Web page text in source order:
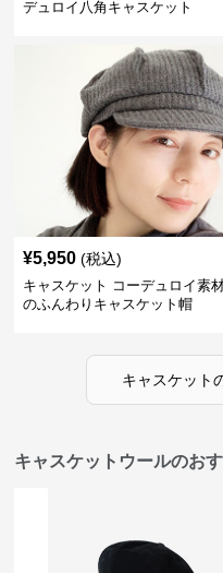
デュロイ八角キャスケット
¥5,950 (税込)
キャスケット コーデュロイ素
のふんわりキャスケット帽
キャスケット
キャスケットウールのお